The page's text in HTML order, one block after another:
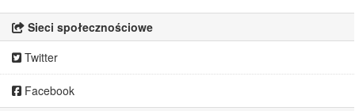
Sieci społecznościowe
Twitter
Facebook